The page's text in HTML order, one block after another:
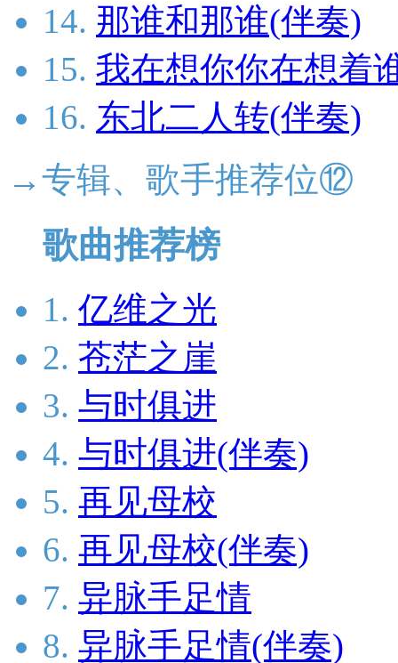
14. 那谁和那谁(伴奏)
15. 我在想你你在想着
16. 东北二人转(伴奏)
→专辑、歌手推荐位⑫
歌曲推荐榜
1. 亿维之光
2. 苍茫之崖
3. 与时俱进
4. 与时俱进(伴奏)
5. 再见母校
6. 再见母校(伴奏)
7. 异脉手足情
8. 异脉手足情(伴奏)